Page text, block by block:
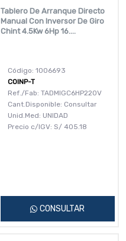
Tablero De Arranque Directo
Manual Con Inversor De Giro
Chint 4.5Kw 6Hp 16....
Código: 1006693
COINP-T
Ref./Fab: TADMIGC6HP220V
Cant.Disponible: Consultar
Unid.Med: UNIDAD
Precio c/IGV: S/ 405.18
CONSULTAR